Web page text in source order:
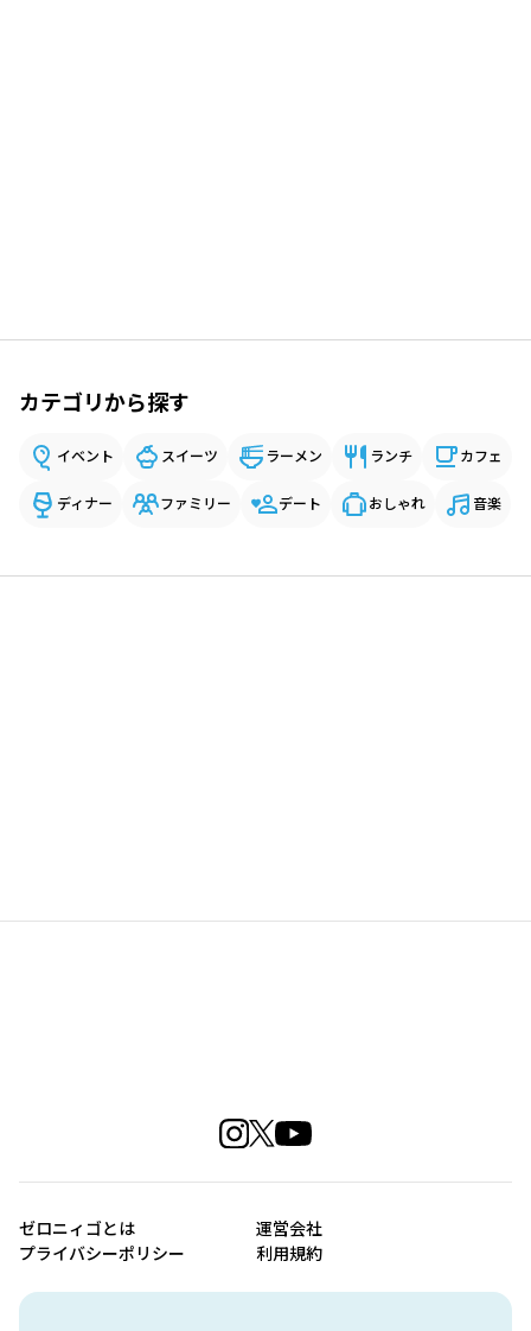
カテゴリから探す
イベント スイーツ ラーメン ランチ カフェ
ディナー ファミリー デート おしゃれ 音楽
ゼロニィゴとは
運営会社
プライバシーポリシー
利用規約